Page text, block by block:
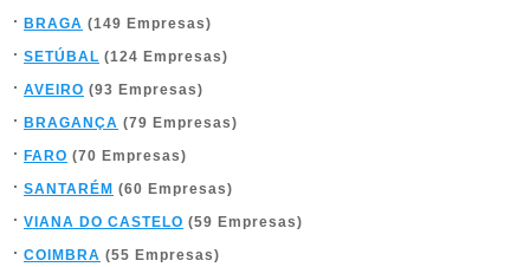
BRAGA (149 Empresas)
SETÚBAL (124 Empresas)
AVEIRO (93 Empresas)
BRAGANÇA (79 Empresas)
FARO (70 Empresas)
SANTARÉM (60 Empresas)
VIANA DO CASTELO (59 Empresas)
COIMBRA (55 Empresas)